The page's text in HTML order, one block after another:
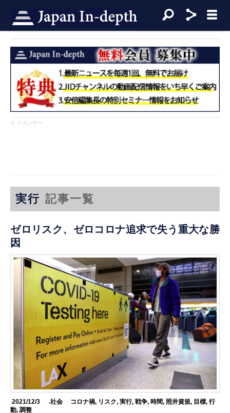
※ スポンサー
実行 記事一覧
ゼロリスク、ゼロコロナ追求で失う重大な勝
因
2021/12/3 .社会 コロナ禍, リスク, 実行, 戦争, 時間, 照井資規, 目標, 行
動,調整